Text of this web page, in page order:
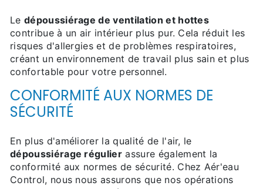
Le dépoussiérage de ventilation et hottes
contribue à un air intérieur plus pur. Cela réduit les
risques d'allergies et de problèmes respiratoires,
créant un environnement de travail plus sain et plus
confortable pour votre personnel.
CONFORMITÉ AUX NORMES DE
SÉCURITÉ
En plus d'améliorer la qualité de l'air, le
dépoussiérage régulier assure également la
conformité aux normes de sécurité. Chez Aér'eau
Control, nous nous assurons que nos opérations